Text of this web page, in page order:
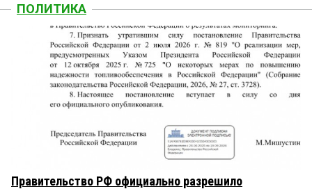
ПОЛИТИКА
Правительство РФ официально разрешило